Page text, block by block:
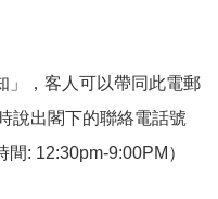
」，客人可以帶同此電郵
說出閣下的聯絡電話號
: 12:30pm-9:00PM）